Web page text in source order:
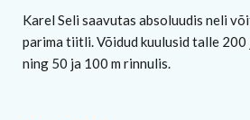
Karel Seli saavutas absoluudis neli
parima tiitli. Võidud kuulusid talle
ning 50 ja 100 m rinnulis.